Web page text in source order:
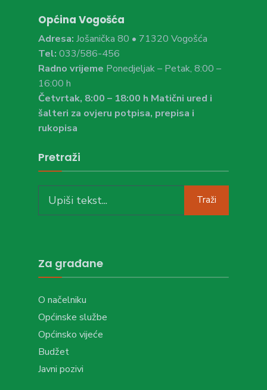
Općina Vogošća
Adresa: Jošanička 80 • 71320 Vogošća
Tel: 033/586-456
Radno vrijeme Ponedjeljak – Petak, 8:00 –
16:00 h
Četvrtak, 8:00 – 18:00 h Matični ured i
šalteri za ovjeru potpisa, prepisa i
rukopisa
Pretraži
for:
Traži
Za građane
O načelniku
Općinske službe
Općinsko vijeće
Budžet
Javni pozivi